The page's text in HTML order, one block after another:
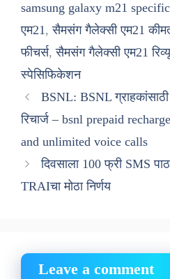
samsung galaxy m21
एम21,सैमसंग गैलेक्सी एम21
फीचर्स,सैमसंग गैलेक्सी एम21 रिव्यू
स्पेसिफिकेशन
BSNL: BSNL
रिचार्ज – bsnl prepaid
and unlimited voice calls
दिवसाला 100 फ्री SMS
TRAIचा मोठा निर्णय
Leave a comment